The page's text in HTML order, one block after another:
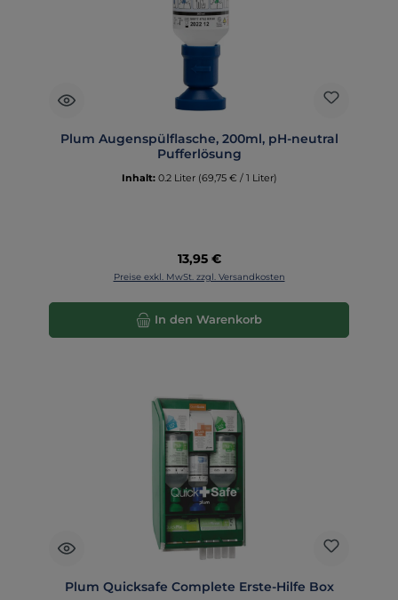
Plum Augenspülflasche, 200ml, pH-neutral
Pufferlösung
Inhalt: 0.2 Liter (69,75 € / 1 Liter)
Regulärer Preis:
13,95 €
Preise exkl. MwSt. zzgl. Versandkosten
In den Warenkorb
Plum Quicksafe Complete Erste-Hilfe Box